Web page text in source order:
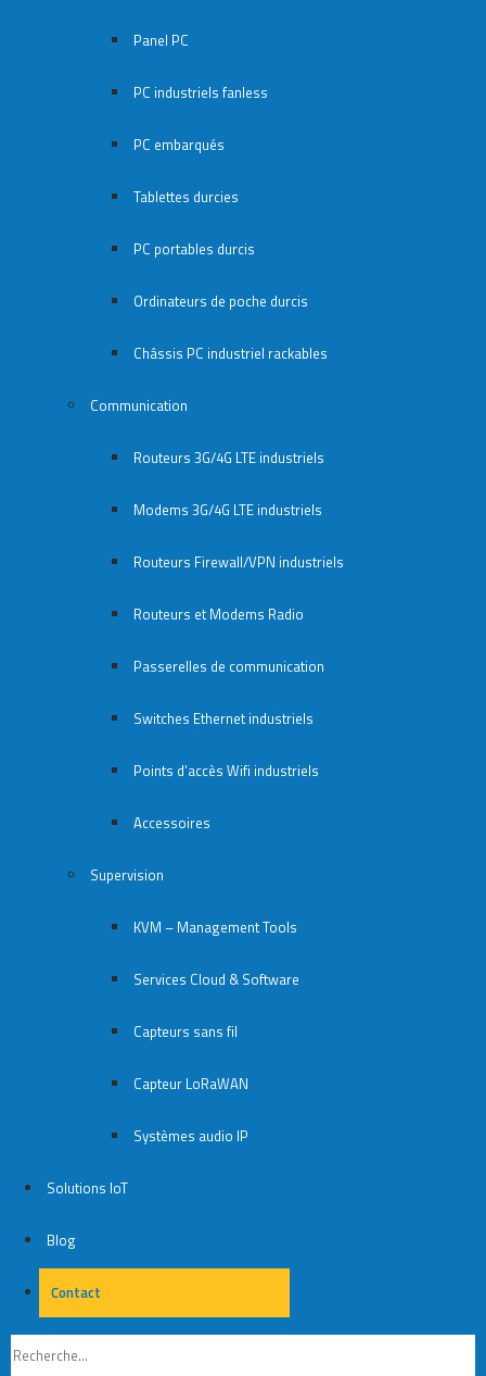
Panel PC
PC industriels fanless
PC embarqués
Tablettes durcies
PC portables durcis
Ordinateurs de poche durcis
Châssis PC industriel rackables​
Communication
Routeurs 3G/4G LTE industriels
Modems 3G/4G LTE industriels
Routeurs Firewall/VPN industriels
Routeurs et Modems Radio
Passerelles de communication
Switches Ethernet industriels
Points d’accès Wifi industriels
Accessoires
Supervision
KVM – Management Tools
Services Cloud & Software
Capteurs sans fil
Capteur LoRaWAN
Systèmes audio IP
Solutions IoT
Blog
Contact
Contact